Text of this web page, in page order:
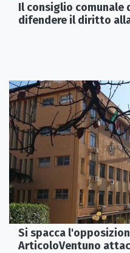
Il consiglio
difendere il diritto
Si spacca
ArticoloVentuno